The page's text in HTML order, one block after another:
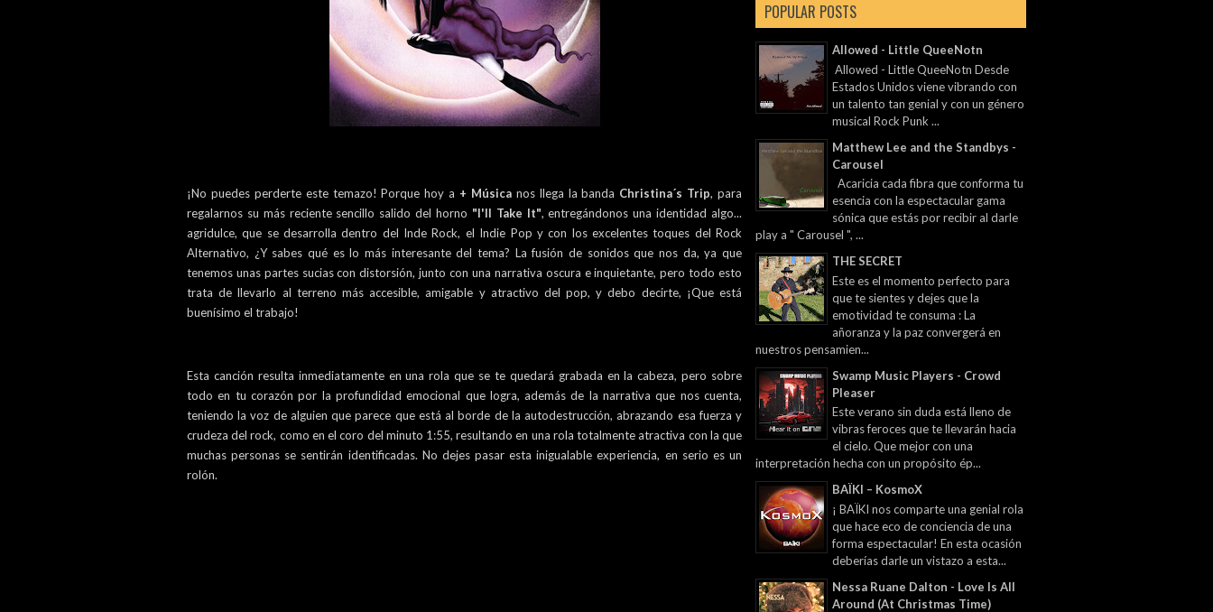
¡No puedes perderte este temazo! Porque hoy a + Músicanos llega la banda Christina´s Trip, para
regalarnos su más reciente sencillo salido del horno "I'll Take It", entregándonos una identidad algo...
agridulce, que se desarrolla dentro del Inde Rock, el Indie Pop y con los excelentes toques del Rock
Alternativo, ¿Y sabes qué es lo más interesante del tema? La fusión de sonidos que nos da, ya que
tenemos unas partes sucias con distorsión, junto con una narrativa oscura e inquietante, pero todo esto
trata de llevarlo al terreno más accesible, amigable y atractivo del pop, y debo decirte, ¡Que está
buenísimo el trabajo!
Esta canción resulta inmediatamente en una rola que se te quedará grabada en la cabeza, pero sobre
todo en tu corazón por la profundidad emocional que logra, además de la narrativa que nos cuenta,
teniendo la voz de alguien que parece que está al borde de la autodestrucción, abrazando esa fuerza y
crudeza del rock, como en el coro del minuto 1:55, resultando en una rola totalmente atractiva con la que
muchas personas se sentirán identificadas. No dejes pasar esta inigualable experiencia, en serio es un
rolón.
POPULAR POSTS
Allowed - Little QueeNotn
Allowed - Little QueeNotn Desde
Estados Unidos viene vibrando con
un talento tan genial y con un género
musical Rock Punk ...
Matthew Lee and the Standbys -
Carousel
Acaricia cada fibra que conforma tu
esencia con la espectacular gama
sónica que estás por recibir al darle
play a " Carousel ", ...
THE SECRET
Este es el momento perfecto para
que te sientes y dejes que la
emotividad te consuma : La
añoranza y la paz convergerá en
nuestros pensamien...
Swamp Music Players - Crowd
Pleaser
Este verano sin duda está lleno de
vibras feroces que te llevarán hacia
el cielo. Que mejor con una
interpretación hecha con un propósito ép...
BAÏKI – KosmoX
¡ BAÏKI nos comparte una genial rola
que hace eco de conciencia de una
forma espectacular! En esta ocasión
deberías darle un vistazo a esta...
Nessa Ruane Dalton - Love Is All
Around (At Christmas Time)